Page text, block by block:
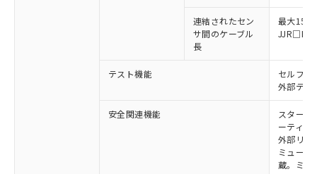
連結されたセン
サ間のケーブル
長
最大15m
JJR□L）
テスト機能
セルフテ
外部テス
安全関連機能
スタート
ーティン
外部リレ
ミューテ
蔵。ミュ
以下の条件をお読みいただき、同意のうえ
本サービスは、当社制御機器事業取扱
対応予定なし：EU RoHS指令（10物質）の
非含有に非対応の商品で、対応品を出す予
非含有の対応状況を調査中または確認中の
非該当品：ライセンス料など無形物で、有
※1 中国RoHS○×表
「○」：最大均質材料含有率が中国RoHSの
基準値以下であることを示します。